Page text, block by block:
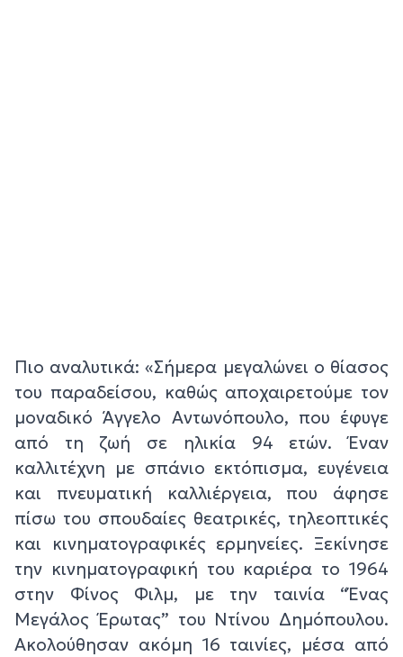
Πιο αναλυτικά: «Σήμερα μεγαλώνει ο θίασος
του παραδείσου, καθώς αποχαιρετούμε τον
μοναδικό Άγγελο Αντωνόπουλο, που έφυγε
από τη ζωή σε ηλικία 94 ετών. Έναν
καλλιτέχνη με σπάνιο εκτόπισμα, ευγένεια
και πνευματική καλλιέργεια, που άφησε
πίσω του σπουδαίες θεατρικές, τηλεοπτικές
και κινηματογραφικές ερμηνείες. Ξεκίνησε
την κινηματογραφική του καριέρα το 1964
στην Φίνος Φιλμ, με την ταινία “Ένας
Μεγάλος Έρωτας” του Ντίνου Δημόπουλου.
Ακολούθησαν ακόμη 16 ταινίες, μέσα από